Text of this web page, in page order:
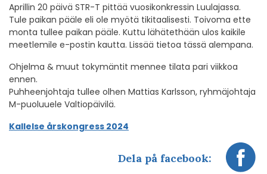
Aprillin 20 päivä STR-T pittää vuosikonkressin Luulajassa.
Tule paikan pääle eli ole myötä tikitaalisesti. Toivoma ette
monta tullee paikan pääle. Kuttu lähätethään ulos kaikile
meetlemile e-postin kautta. Lissää tietoa tässä alempana.
Ohjelma & muut tokymäntit mennee tilata pari viikkoa
ennen.
Puhheenjohtaja tullee olhen Mattias Karlsson, ryhmäjohtaja
M-puoluuele Valtiopäivilä.
Kallelse årskongress 2024
Dela på facebook: